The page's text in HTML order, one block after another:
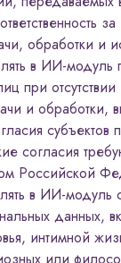
обработки и
в ИИ-модуль
при
и обработки,
субъектов
согласия
Российской
в ИИ-модуль
данных,
интимной